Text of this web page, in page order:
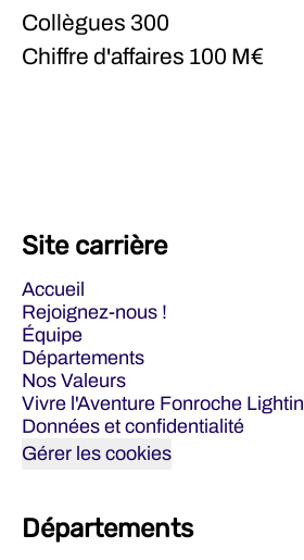
Collègues 300
Chiffre d'affaires 100 M€
Site carrière
Accueil
Rejoignez-nous !
Équipe
Départements
Nos Valeurs
Vivre l'Aventure Fonroche
Données et confidentialité
Gérer les cookies
Départements